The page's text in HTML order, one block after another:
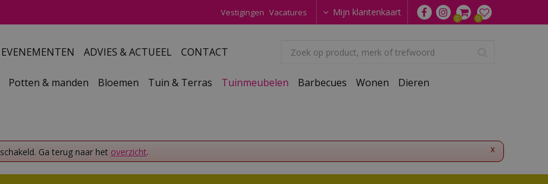
Vestigingen Vacatures Mijn klantenkaart
EVENEMENTEN ADVIES & ACTUEEL CONTACT
Potten & manden Bloemen Tuin & Terras Tuinmeubelen Barbecues Wonen Dieren
x
Ga terug naar het overzicht.